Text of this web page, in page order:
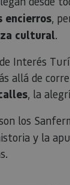
encierros,
cultural.
Interés
allá de
, la
los
y la